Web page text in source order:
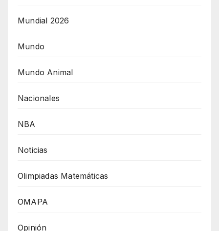
Mundial 2026
Mundo
Mundo Animal
Nacionales
NBA
Noticias
Olimpiadas Matemáticas
OMAPA
Opinión